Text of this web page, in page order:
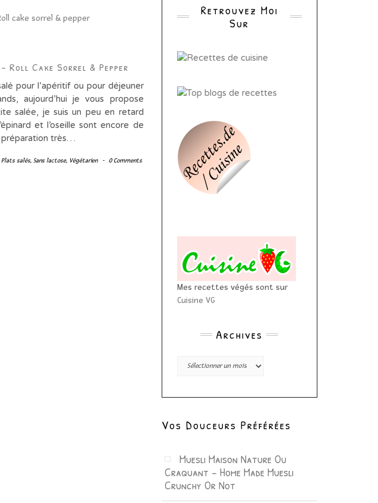
Roll Cake Sorrel & Pepper
pour l’apéritif ou pour déjeuner
aujourd’hui je vous propose
salée, je suis un peu en retard
et l’oseille sont encore de
préparation très…
Plats salés, Sans lactose, Végétarien - 0 Comments
Retrouvez Moi
Sur
Mes recettes végés sont sur
Cuisine VG
Archives
Archives
Vos Douceurs Préférées
Muesli Maison Nature Ou
Craquant – Home Made Muesli
Crunchy Or Not